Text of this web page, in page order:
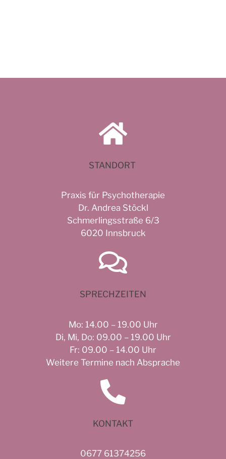
STANDORT
Praxis für Psychotherapie
Dr. Andrea Stöckl
Schmerlingsstraße 6/3
6020 Innsbruck
SPRECHZEITEN
Mo: 14.00 – 19.00 Uhr
Di, Mi, Do: 09.00 – 19.00 Uhr
Fr: 09.00 – 14.00 Uhr
Weitere Termine nach Absprache
KONTAKT
0677 61374256